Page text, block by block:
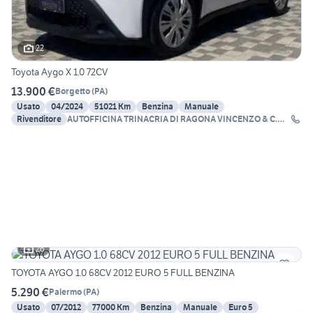
22
Toyota Aygo X 1.0 72CV
13.900 €Borgetto(PA)
Usato
04/2024 51021 Km Benzina
Manuale
Rivenditore AUTOFFICINA TRINACRIA DI RAGONA VINCENZO & C.
26
TOYOTA AYGO 1.0 68CV 2012 EURO 5 FULL BENZINA
5.290 €Palermo(PA)
Usato
07/2012 77000 Km Benzina Manuale
Euro 5